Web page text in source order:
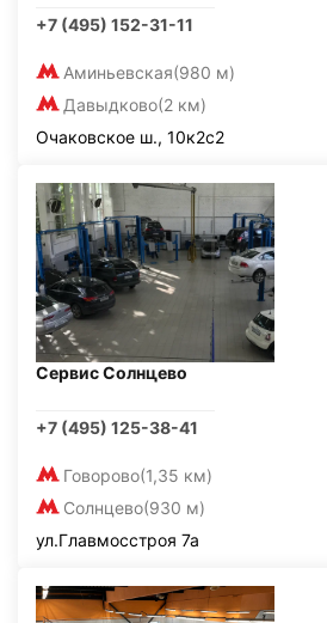
+7 (495) 152-31-11
Аминьевская(980 м)
Давыдково(2 км)
Очаковское ш., 10к2с2
Сервис Солнцево
+7 (495) 125-38-41
Говорово(1,35 км)
Солнцево(930 м)
ул.Главмосстроя 7а